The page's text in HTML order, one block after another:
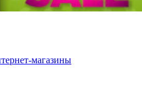
магазины